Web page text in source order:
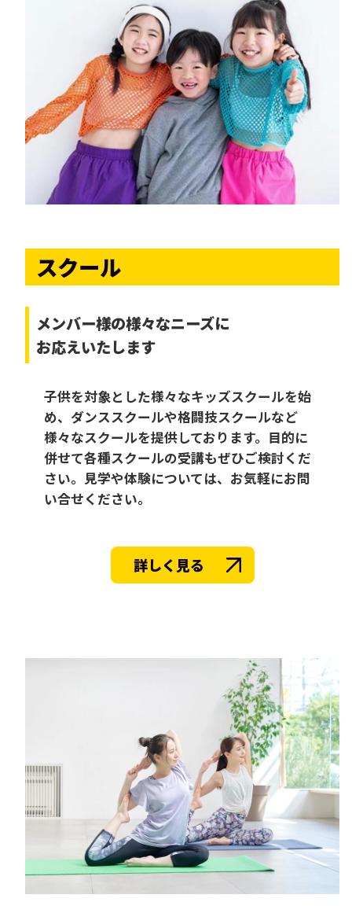
スクール
メンバー様の様々なニーズに
お応えいたします
子供を対象とした様々なキッズスクールを始
め、ダンススクールや格闘技スクールなど
様々なスクールを提供しております。目的に
併せて各種スクールの受講もぜひご検討くだ
さい。見学や体験については、お気軽にお問
い合せください。
詳しく見る